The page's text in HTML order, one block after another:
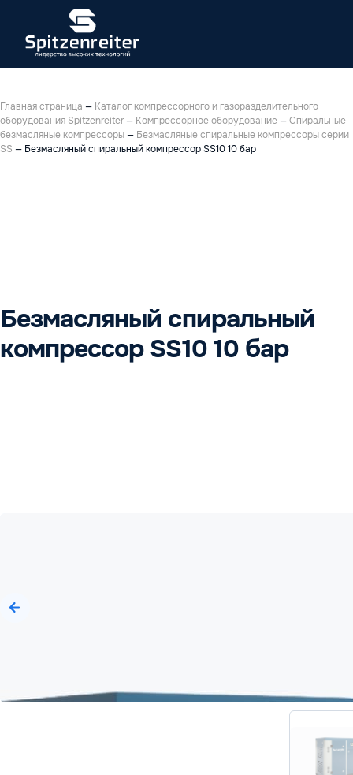
Главная страница — Каталог компрессорного и газоразделительного
оборудования Spitzenreiter— Компрессорное оборудование—Спиральные
безмасляные компрессоры— Безмасляные спиральные компрессоры серии
SS — Безмасляный спиральный компрессор SS10 10 бар
Безмасляный спиральный
компрессор SS10 10 бар